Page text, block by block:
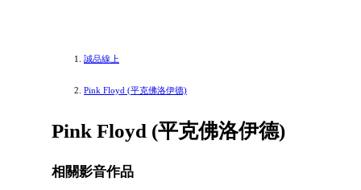
誠品線上
Pink Floyd (平克佛洛伊德)
Pink Floyd (平克佛洛伊德)
相關影音作品